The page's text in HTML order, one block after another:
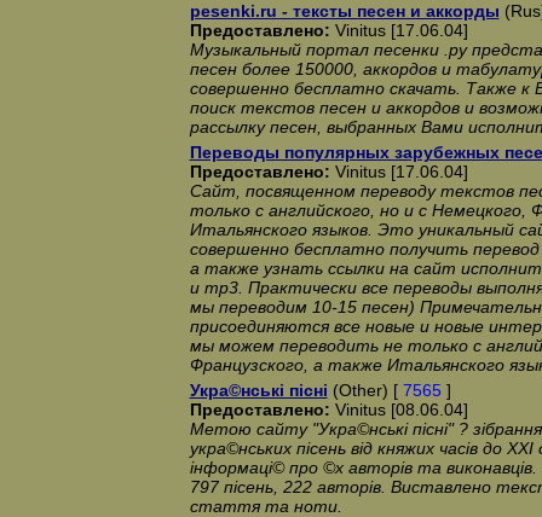
pesenki.ru - тексты песен и аккорды
Предоставлено: Vinitus [17.06.04]
Музыкальный портал песенки .ру
песен более 150000, аккордов и
совершенно бесплатно скачать. Также к
поиск текстов песен и аккордов и
рассылку песен, выбранных Вами
Переводы популярных зарубежных
Предоставлено: Vinitus [17.06.04]
Сайт, посвященном переводу текстов
только с английского, но и с Немецкого,
Итальянского языков. Это уникальный
совершенно бесплатно получить
а также узнать ссылки на сайт
и mp3. Практически все переводы
мы переводим 10-15 песен)
присоединяются все новые и новые
мы можем переводить не только с
Французского, а также Итальянского
Укра©нськi пiснi (Other) [ 7565 ]
Предоставлено: Vinitus [08.06.04]
Метою сайту "Укра©нськi пiснi" ?
укра©нських пiсень вiд княжих часiв до
iнформацi© про ©х авторiв та
797 пiсень, 222 авторiв. Виставлено
стаття та ноти.